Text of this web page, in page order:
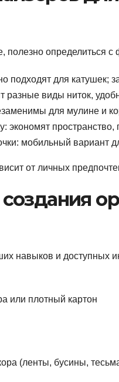
полезно определиться
подходят для катушек;
разные виды ниток,
для мулине и
экономят
мобильный вариант
от личных
навыков и доступных
или плотный картон
(ленты, бусины,